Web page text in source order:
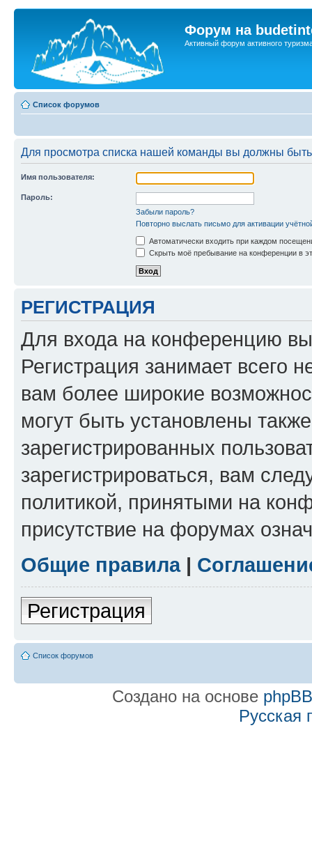
Форум на
Активный форум активного
Список форумов
Для просмотра списка нашей команды вы должны
Имя пользователя:
Пароль:
Забыли пароль?
Повторно выслать письмо для активации
Автоматически входить при каждом
Скрыть моё пребывание на конференции в
РЕГИСТРАЦИЯ
Для входа на конференцию
Регистрация занимает всего
вам более широкие
могут быть установлены
зарегистрированных
зарегистрироваться, вам
политикой, принятыми на
присутствие на форумах
Общие правила|
Регистрация
Список форумов
Создано на основе phpBB
Русская